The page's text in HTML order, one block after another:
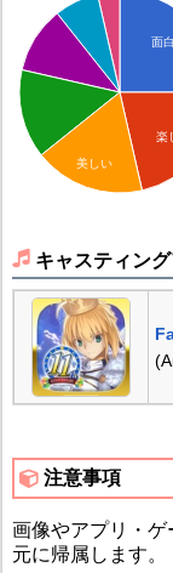
面
楽
美しい
キャスティング
注意事項
画像やアプリ・
元に帰属します。